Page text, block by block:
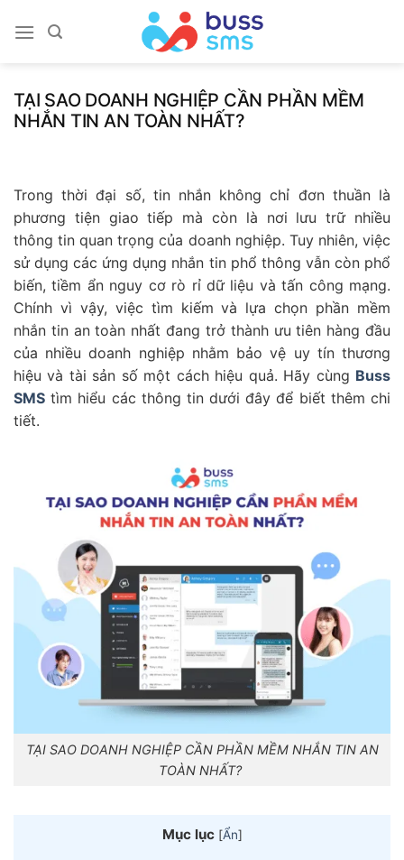
TẠI SAO DOANH NGHIỆP CẦN PHẦN MỀM
NHẮN TIN AN TOÀN NHẤT?
Trong thời đại số, tin nhắn không chỉ đơn thuần là
phương tiện giao tiếp mà còn là nơi lưu trữ nhiều
thông tin quan trọng của doanh nghiệp. Tuy nhiên, việc
sử dụng các ứng dụng nhắn tin phổ thông vẫn còn phổ
biến, tiềm ẩn nguy cơ rò rỉ dữ liệu và tấn công mạng.
Chính vì vậy, việc tìm kiếm và lựa chọn phần mềm
nhắn tin an toàn nhất đang trở thành ưu tiên hàng đầu
của nhiều doanh nghiệp nhằm bảo vệ uy tín thương
hiệu và tài sản số một cách hiệu quả. Hãy cùng Buss
SMS tìm hiểu các thông tin dưới đây để biết thêm chi
tiết.
TẠI SAO DOANH NGHIỆP CẦN PHẦN MỀM NHẮN TIN AN
TOÀN NHẤT?
Mục lục [Ẩn]